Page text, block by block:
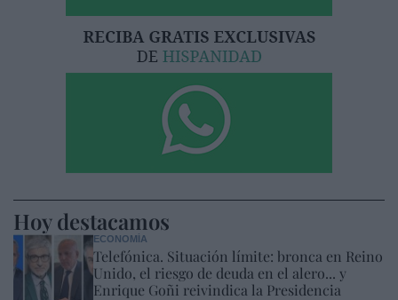
Hoy destacamos
ECONOMÍA
Telefónica. Situación límite: bronca en Reino
Unido, el riesgo de deuda en el alero... y
Enrique Goñi reivindica la Presidencia